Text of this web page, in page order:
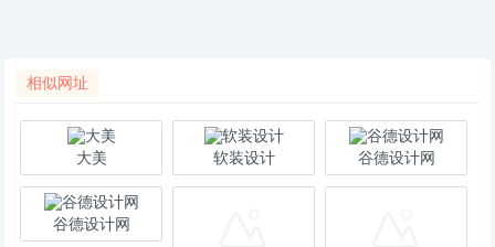
相似网址
大美 软装设计 谷德设计网
谷德设计网